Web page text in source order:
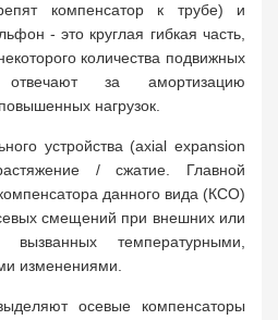
компенсатор к трубе) и
- это круглая гибкая часть,
количества подвижных
за амортизацию
нагрузок.
устройства (axial expansion
/ сжатие. Главной
данного вида (КСО)
смещений при внешних или
вызванных температурными,
изменениями.
осевые компенсаторы